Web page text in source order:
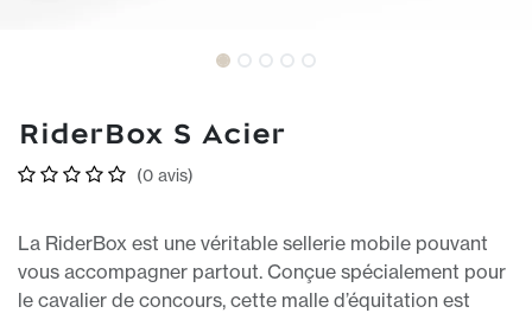
RiderBox S Acier
(0 avis)
La RiderBox est une véritable sellerie mobile pouvant
vous accompagner partout. Conçue spécialement pour
le cavalier de concours, cette malle d’équitation est